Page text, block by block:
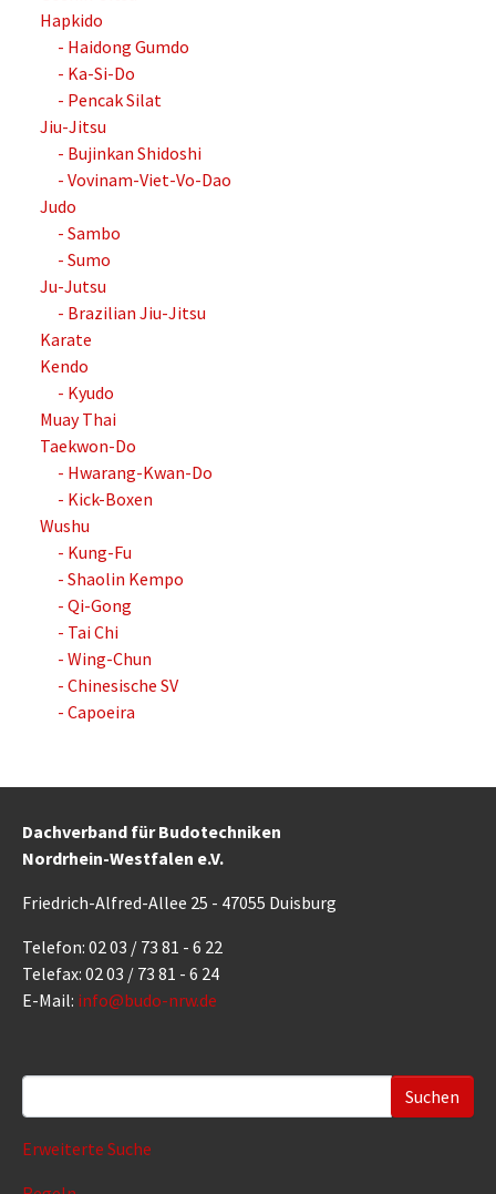
Hapkido
- Haidong Gumdo
- Ka-Si-Do
- Pencak Silat
Jiu-Jitsu
- Bujinkan Shidoshi
- Vovinam-Viet-Vo-Dao
Judo
- Sambo
- Sumo
Ju-Jutsu
- Brazilian Jiu-Jitsu
Karate
Kendo
- Kyudo
Muay Thai
Taekwon-Do
- Hwarang-Kwan-Do
- Kick-Boxen
Wushu
- Kung-Fu
- Shaolin Kempo
- Qi-Gong
- Tai Chi
- Wing-Chun
- Chinesische SV
- Capoeira
Dachverband für Budotechniken
Nordrhein-Westfalen e.V.
Friedrich-Alfred-Allee 25 - 47055 Duisburg
Telefon: 02 03 / 73 81 - 6 22
Telefax: 02 03 / 73 81 - 6 24
E-Mail: info@budo-nrw.de
Erweiterte Suche